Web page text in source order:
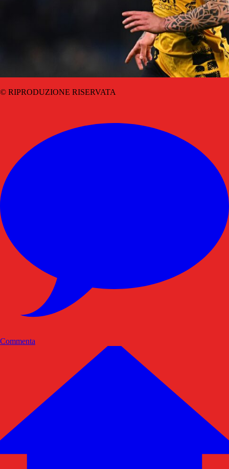
© RIPRODUZIONE RISERVATA
Commenta